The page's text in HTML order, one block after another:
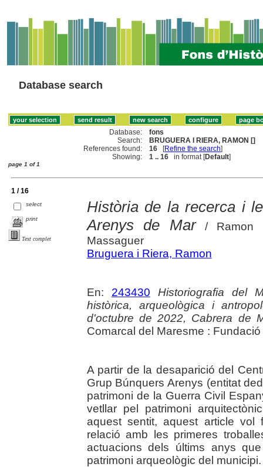
Database search
Database:
fons
Search:
BRUGUERA I RIERA, RAMON []
References found:
16 [Refine the search]
Showing:
1 .. 16 in format [Default]
page 1 of 1
1 / 16
select
print
Text complet
Història de la recerca i
Arenys de Mar/ Ramon
Massaguer
Bruguera i Riera, Ramon
En: 243430
Historiografia del
històrica, arqueològica i
d'octubre de 2022, Cabrera de
Comarcal del Maresme :
A partir de la desaparició del
Grup Búnquers Arenys (entitat
patrimoni de la Guerra Civil
vetllar pel patrimoni
aquest sentit, aquest article
relació amb les primeres
actuacions dels últims anys
patrimoni arqueològic del municipi.